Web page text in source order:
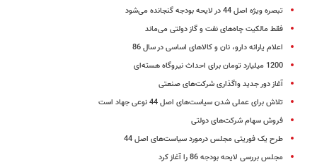
تبصره ویژه اصل 44 در لایحه بودجه گنجانده می‌شود
فقط مالکیت چاه‌های نفت و گاز دولتی می‌ماند
اعلام یارانه دارو، نان و کالاهای اساسی در سال 86
1200 میلیارد تومان برای احداث نیروگاه‌ هسته‌ای
آغاز دور جدید واگذاری شرکت‌های صنعتی
تلاش برای عملی شدن سیاست‌های اصل 44 نوعی جهاد است
فروش سهام شرکت‌های دولتی
طرح یک فوریتی مجلس درمورد سیاست‌های اصل 44
مجلس بررسی لایحه بودجه 86 را آغاز کرد